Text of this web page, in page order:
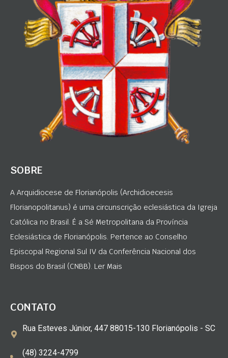
SOBRE
A Arquidiocese de Florianópolis (Archidioecesis
Florianopolitanus) é uma circunscrição eclesiástica da Igreja
Católica no Brasil. É a Sé Metropolitana da Província
Eclesiástica de Florianópolis. Pertence ao Conselho
Episcopal Regional Sul IV da Conferência Nacional dos
Bispos do Brasil (CNBB). Ler Mais
CONTATO
Rua Esteves Júnior, 447 88015-130 Florianópolis - SC
(48) 3224-4799